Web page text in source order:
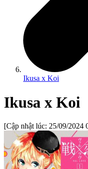
Ikusa x Koi
Ikusa x Koi
[Cập nhật lúc: 25/09/2024